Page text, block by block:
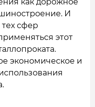
как дорожное
И
сфер
этот
экономическое и